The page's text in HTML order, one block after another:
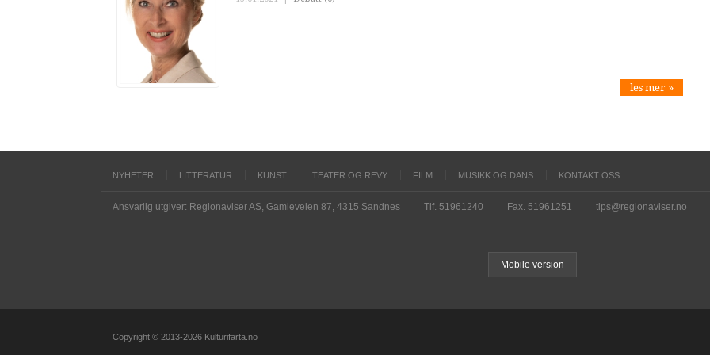
les mer »
NYHETER LITTERATUR KUNST TEATER OG REVY FILM MUSIKK OG DANS KONTAKT OSS
Ansvarlig utgiver: Regionaviser AS, Gamleveien 87, 4315 Sandnes Tlf. 51961240 Fax. 51961251 tips@regionaviser.no
Mobile version
Copyright © 2013-2026 Kulturifarta.no